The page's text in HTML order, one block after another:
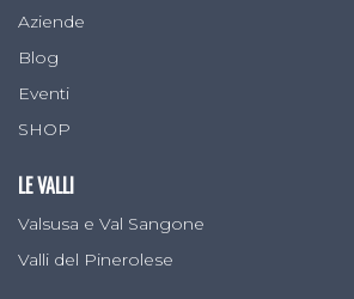
Aziende
Blog
Eventi
SHOP
LE VALLI
Valsusa e Val Sangone
Valli del Pinerolese